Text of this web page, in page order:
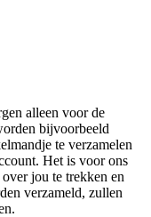
alleen voor de
bijvoorbeeld
te verzamelen
Het is voor ons
jou te trekken en
verzameld, zullen